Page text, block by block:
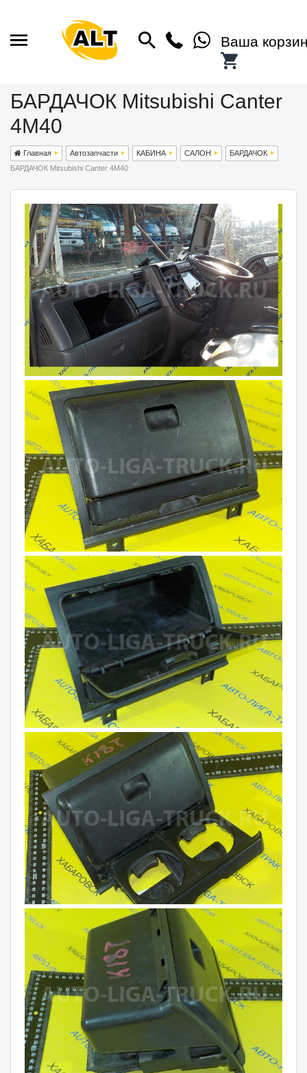
Ваша
БАРДАЧОК Mitsubishi Canter
4M40
Главная Автозапчасти КАБИНА САЛОН
БАРДАЧОК
БАРДАЧОК Mitsubishi Canter 4M40